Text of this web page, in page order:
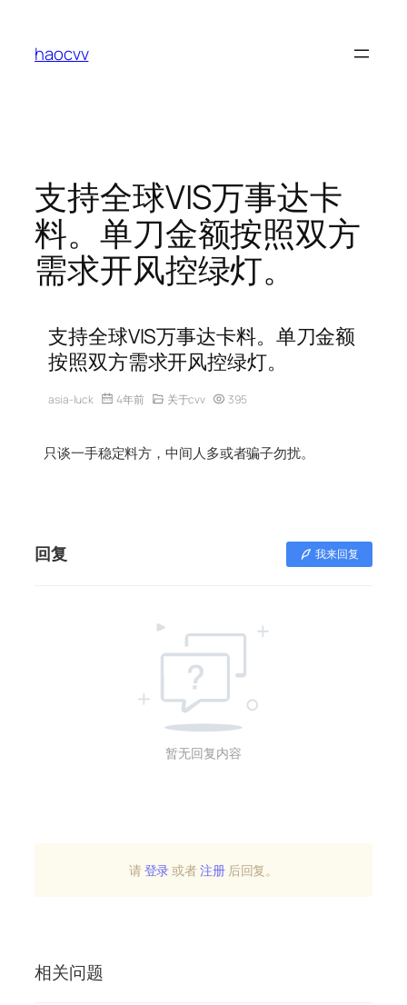
haocvv
支持全球VIS万事达卡
料。单刀金额按照双方
需求开风控绿灯。
支持全球VIS万事达卡料。单刀金额
按照双方需求开风控绿灯。
asia-luck 4年前 关于cvv 395
只谈一手稳定料方，中间人多或者骗子勿扰。
回复 我来回复
暂无回复内容
请登录或者注册后回复。
相关问题